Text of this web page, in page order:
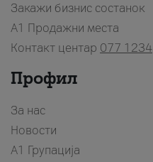
Закажи бизнис состанок
A1 Продажни места
Контакт центар 077 1234
Профил
За нас
Новости
А1 Групација